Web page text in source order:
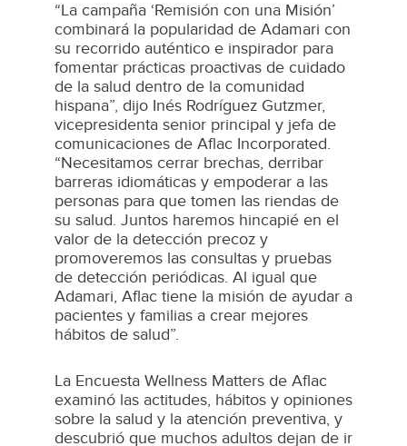
“La campaña ‘Remisión con una Misión’
combinará la popularidad de Adamari con
su recorrido auténtico e inspirador para
fomentar prácticas proactivas de cuidado
de la salud dentro de la comunidad
hispana”, dijo Inés Rodríguez Gutzmer,
vicepresidenta senior principal y jefa de
comunicaciones de Aflac Incorporated.
“Necesitamos cerrar brechas, derribar
barreras idiomáticas y empoderar a las
personas para que tomen las riendas de
su salud. Juntos haremos hincapié en el
valor de la detección precoz y
promoveremos las consultas y pruebas
de detección periódicas. Al igual que
Adamari, Aflac tiene la misión de ayudar a
pacientes y familias a crear mejores
hábitos de salud”.
La Encuesta Wellness Matters de Aflac
examinó las actitudes, hábitos y opiniones
sobre la salud y la atención preventiva, y
descubrió que muchos adultos dejan de ir